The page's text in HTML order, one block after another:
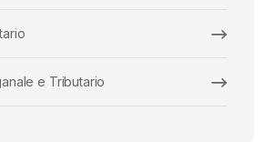
e Tributario